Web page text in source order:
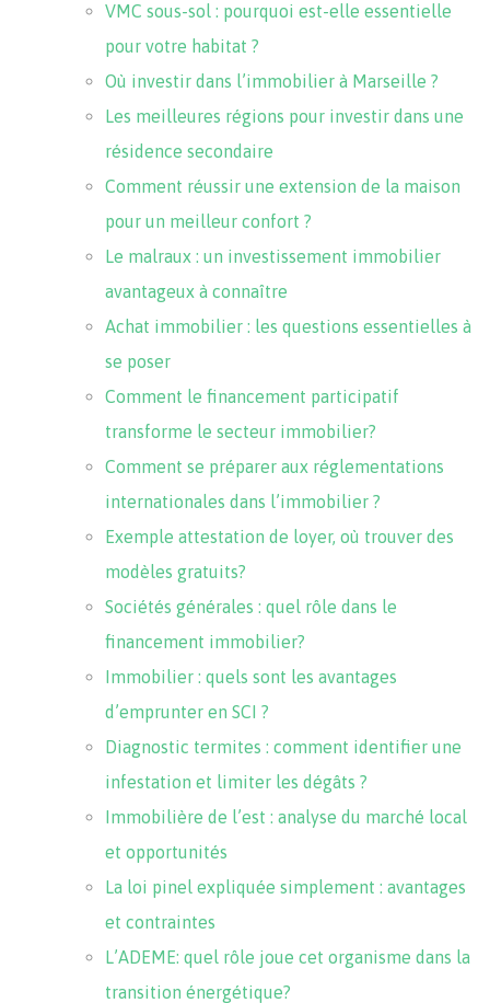
VMC sous-sol : pourquoi est-elle essentielle
pour votre habitat ?
Où investir dans l’immobilier à Marseille ?
Les meilleures régions pour investir dans une
résidence secondaire
Comment réussir une extension de la maison
pour un meilleur confort ?
Le malraux : un investissement immobilier
avantageux à connaître
Achat immobilier : les questions essentielles à
se poser
Comment le financement participatif
transforme le secteur immobilier?
Comment se préparer aux réglementations
internationales dans l’immobilier ?
Exemple attestation de loyer, où trouver des
modèles gratuits?
Sociétés générales : quel rôle dans le
financement immobilier?
Immobilier : quels sont les avantages
d’emprunter en SCI ?
Diagnostic termites : comment identifier une
infestation et limiter les dégâts ?
Immobilière de l’est : analyse du marché local
et opportunités
La loi pinel expliquée simplement : avantages
et contraintes
L’ADEME: quel rôle joue cet organisme dans la
transition énergétique?